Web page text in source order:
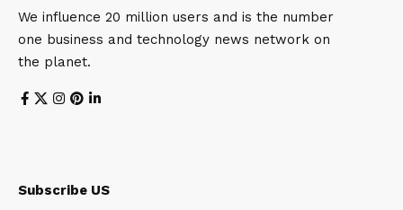
We influence 20 million users and is the number
one business and technology news network on
the planet.
Subscribe US